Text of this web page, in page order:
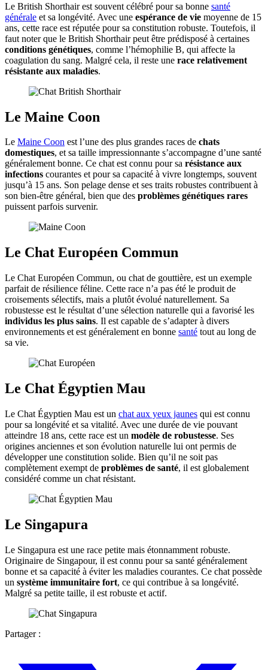
Le British Shorthair est souvent célébré pour sa bonne santé
générale et sa longévité. Avec une espérance de vie moyenne de 15
ans, cette race est réputée pour sa constitution robuste. Toutefois, il
faut noter que le British Shorthair peut être prédisposé à certaines
conditions génétiques, comme l’hémophilie B, qui affecte la
coagulation du sang. Malgré cela, il reste une race relativement
résistante aux maladies.
Le Maine Coon
Le Maine Coon est l’une des plus grandes races de chats
domestiques, et sa taille impressionnante s’accompagne d’une santé
généralement bonne. Ce chat est connu pour sa résistance aux
infections courantes et pour sa capacité à vivre longtemps, souvent
jusqu’à 15 ans. Son pelage dense et ses traits robustes contribuent à
son bien-être général, bien que des problèmes génétiques rares
puissent parfois survenir.
Le Chat Européen Commun
Le Chat Européen Commun, ou chat de gouttière, est un exemple
parfait de résilience féline. Cette race n’a pas été le produit de
croisements sélectifs, mais a plutôt évolué naturellement. Sa
robustesse est le résultat d’une sélection naturelle qui a favorisé les
individus les plus sains. Il est capable de s’adapter à divers
environnements et est généralement en bonne santé tout au long de
sa vie.
Le Chat Égyptien Mau
Le Chat Égyptien Mau est un chat aux yeux jaunes qui est connu
pour sa longévité et sa vitalité. Avec une durée de vie pouvant
atteindre 18 ans, cette race est un modèle de robustesse. Ses
origines anciennes et son évolution naturelle lui ont permis de
développer une constitution solide. Bien qu’il ne soit pas
complètement exempt de problèmes de santé, il est globalement
considéré comme un chat résistant.
Le Singapura
Le Singapura est une race petite mais étonnamment robuste.
Originaire de Singapour, il est connu pour sa santé généralement
bonne et sa capacité à éviter les maladies courantes. Ce chat possède
un système immunitaire fort, ce qui contribue à sa longévité.
Malgré sa petite taille, il est robuste et actif.
Partager :